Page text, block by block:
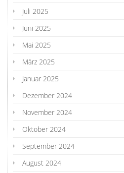
Juli 2025
Juni 2025
Mai 2025
März 2025
Januar 2025
Dezember 2024
November 2024
Oktober 2024
September 2024
August 2024